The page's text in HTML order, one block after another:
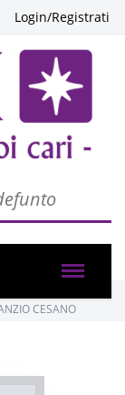
Login/Registrati
CESANO